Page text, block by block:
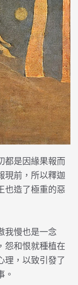
都是因緣果報而
現前，所以釋迦
也造了極重的惡
我慢也是一念
怨和恨就種植在
理，以致引發了
。